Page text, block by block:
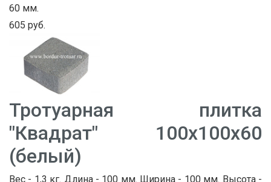
60 мм.
605 руб.
Тротуарная плитка
"Квадрат" 100х100х60
(белый)
Вес - 1,3 кг. Длина - 100 мм. Ширина - 100 мм. Высота -